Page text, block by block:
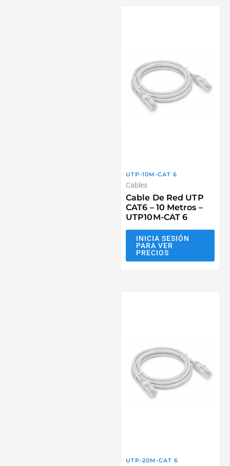
UTP-10M-CAT 6
Cables
Cable De Red UTP
CAT6 – 10 Metros –
UTP10M-CAT 6
INICIA SESIÓN
PARA VER
PRECIOS
UTP-20M-CAT 6